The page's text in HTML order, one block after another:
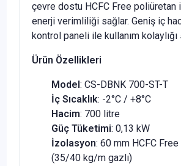
çevre dostu HCFC Free
enerji verimliliği sağlar. Geniş iç
kontrol paneli ile kullanım kolaylığı
Ürün Özellikleri
Model : CS-DBNK 700-ST-T
İç Sıcaklık: -2°C / +8°C
Hacim: 700 litre
Güç Tüketimi: 0,13 kW
İzolasyon: 60 mm HCFC
(35/40 kg/m gazlı)